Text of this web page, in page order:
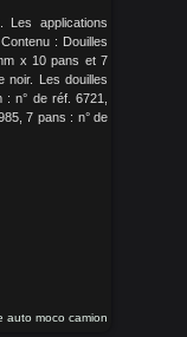
Les applications
: Douilles
x 10 pans et 7
noir. Les douilles
n° de réf. 6721,
7 pans : n° de
auto moco camion